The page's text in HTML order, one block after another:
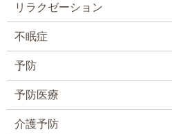
リラクゼーション
不眠症
予防
予防医療
介護予防